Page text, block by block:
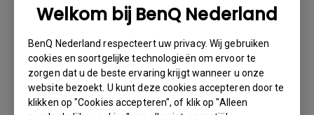
Welkom bij BenQ Nederland
BenQ Nederland respecteert uw privacy. Wij gebruiken
cookies en soortgelijke technologieën om ervoor te
zorgen dat u de beste ervaring krijgt wanneer u onze
website bezoekt. U kunt deze cookies accepteren door te
klikken op "Cookies accepteren", of klik op "Alleen
Ik kan geluid horen, maar het scherm wordt
altijd zwart wanneer ik mijn mobiele
apparaat met een kabel of adapter op de
projector aansluit en inhoud van Netflix,
Disney+, Hulu en andere probeer te
streamen. Hoe kan ik dit oplossen?